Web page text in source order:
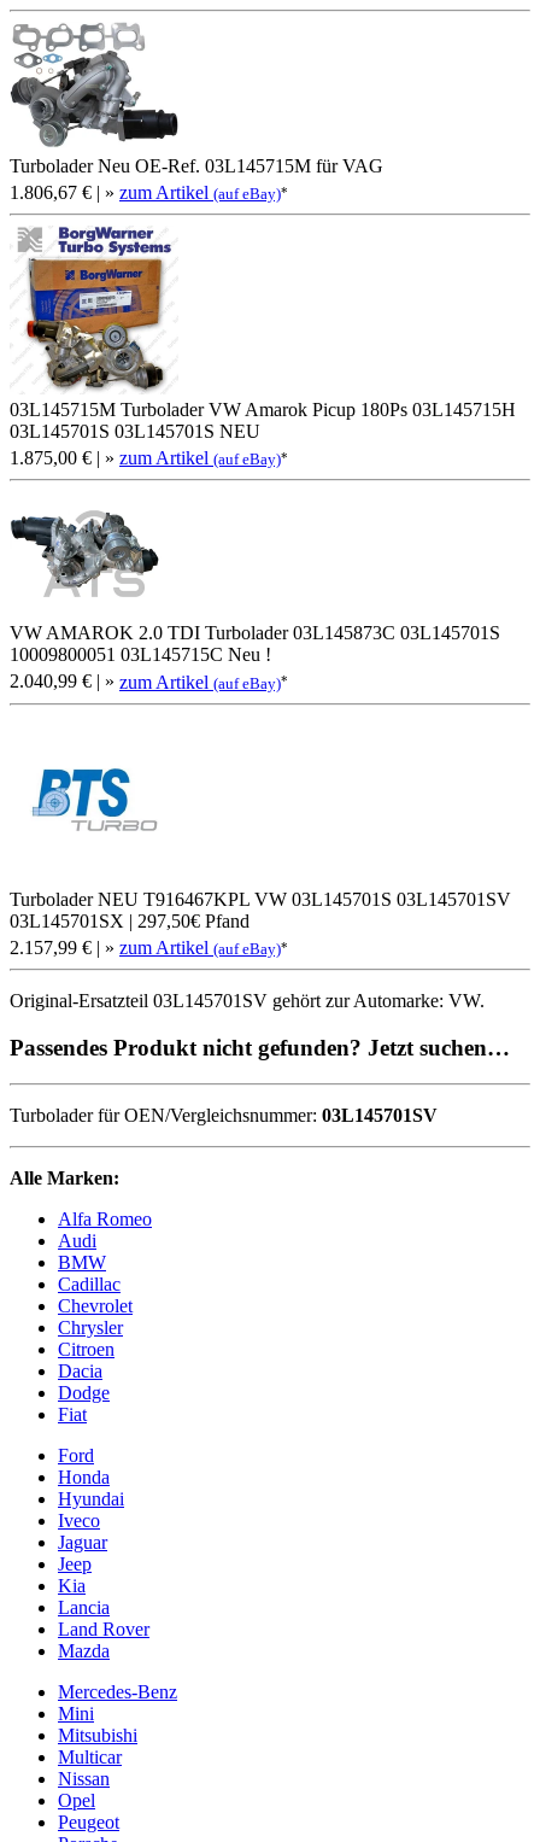
Turbolader Neu OE-Ref. 03L145715M für VAG
1.806,67 € | » zum Artikel (auf eBay)*
03L145715M Turbolader VW Amarok Picup 180Ps 03L145715H
03L145701S 03L145701S NEU
1.875,00 € | » zum Artikel (auf eBay)*
VW AMAROK 2.0 TDI Turbolader 03L145873C 03L145701S
10009800051 03L145715C Neu !
2.040,99 € | » zum Artikel (auf eBay)*
Turbolader NEU T916467KPL VW 03L145701S 03L145701SV
03L145701SX | 297,50€ Pfand
2.157,99 € | » zum Artikel (auf eBay)*
Original-Ersatzteil 03L145701SV gehört zur Automarke: VW.
Passendes Produkt nicht gefunden? Jetzt suchen…
Turbolader für OEN/Vergleichsnummer: 03L145701SV
Alle Marken:
Alfa Romeo
Audi
BMW
Cadillac
Chevrolet
Chrysler
Citroen
Dacia
Dodge
Fiat
Ford
Honda
Hyundai
Iveco
Jaguar
Jeep
Kia
Lancia
Land Rover
Mazda
Mercedes-Benz
Mini
Mitsubishi
Multicar
Nissan
Opel
Peugeot